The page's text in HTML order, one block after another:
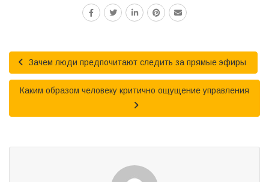
Зачем люди предпочитают следить за прямые эфиры
Каким образом человеку критично ощущение управления